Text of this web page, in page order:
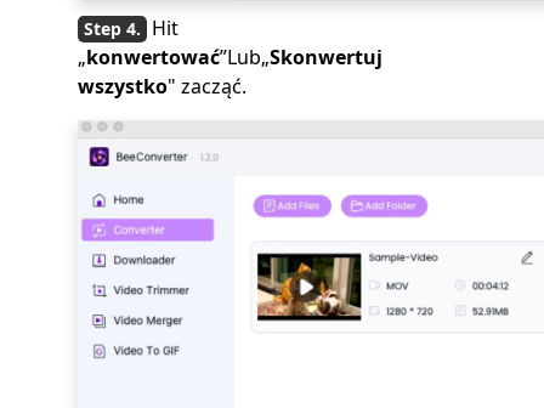
Hit
„konwertować”Lub„Skonwertuj
wszystko" zacząć.